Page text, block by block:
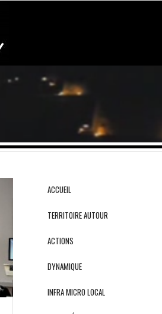
ACCUEIL
TERRITOIRE AUTOUR
ACTIONS
DYNAMIQUE
INFRA MICRO LOCAL